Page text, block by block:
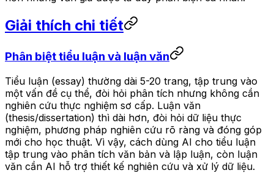
Giải thích chi tiết
Phân biệt tiểu luận và luận văn
Tiểu luận (essay) thường dài 5-20 trang, tập trung vào
một vấn đề cụ thể, đòi hỏi phân tích nhưng không cần
nghiên cứu thực nghiệm sơ cấp. Luận văn
(thesis/dissertation) thì dài hơn, đòi hỏi dữ liệu thực
nghiệm, phương pháp nghiên cứu rõ ràng và đóng góp
mới cho học thuật. Vì vậy, cách dùng AI cho tiểu luận
tập trung vào phân tích văn bản và lập luận, còn luận
văn cần AI hỗ trợ thiết kế nghiên cứu và xử lý dữ liệu.